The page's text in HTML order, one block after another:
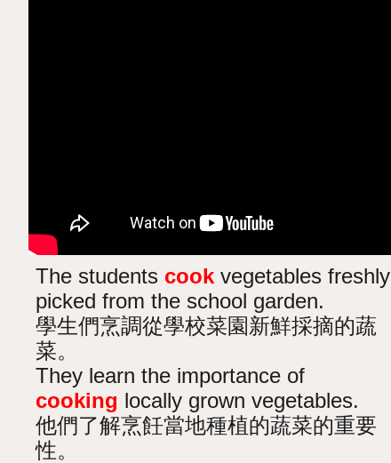
The students cook vegetables freshly
picked from the school garden.
學生們烹調從學校菜園新鮮採摘的蔬
菜。
They learn the importance of
cooking locally grown vegetables.
他們了解烹飪當地種植的蔬菜的重要
性。